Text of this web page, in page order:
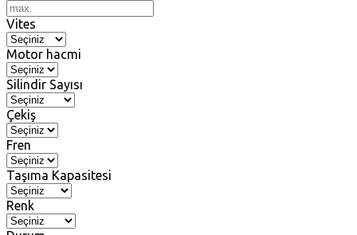
Vites
Motor hacmi
Silindir Sayısı
Çekiş
Fren
Taşıma Kapasitesi
Renk